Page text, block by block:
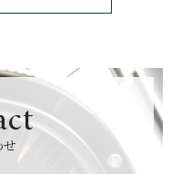
CVSTOS
CZAPEK
チャペック
DAMASKO